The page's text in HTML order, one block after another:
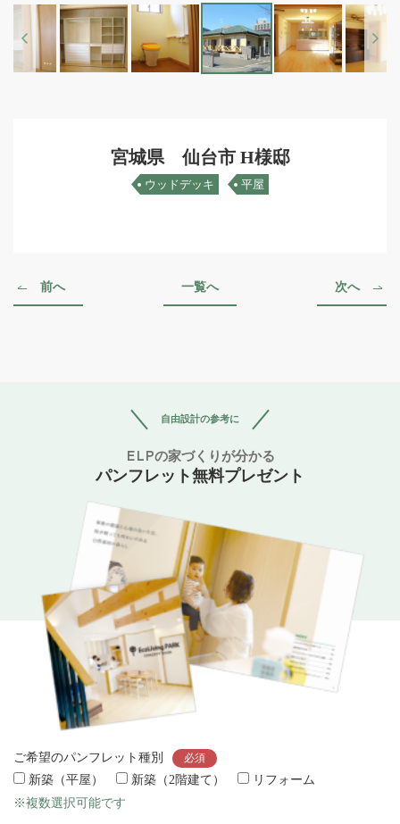
Previous Next
宮城県 仙台市 H様邸
ウッドデッキ 平屋
前へ 一覧へ 次へ
自由設計の参考に
ELPの家づくりが分かる
パンフレット無料プレゼント
ご希望のパンフレット種別 必須
新築（平屋） 新築（2階建て） リフォーム
※複数選択可能です